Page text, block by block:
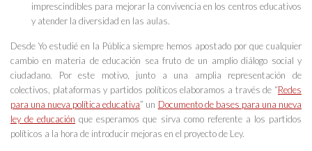
imprescindibles para mejorar la convivencia en los centros educativos
y atender la diversidad en las aulas.
Desde Yo estudié en la Pública siempre hemos apostado por que cualquier
cambio en materia de educación sea fruto de un amplio diálogo social y
ciudadano. Por este motivo, junto a una amplia representación de
colectivos, plataformas y partidos políticos elaboramos a través de “Redes
para una nueva política educativa” un Documento de bases para una nueva
ley de educación que esperamos que sirva como referente a los partidos
políticos a la hora de introducir mejoras en el proyecto de Ley.